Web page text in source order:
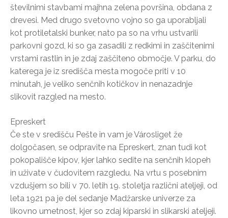
številnimi stavbami majhna zelena površina, obdana z
drevesi. Med drugo svetovno vojno so ga uporabljali
kot protiletalski bunker, nato pa so na vrhu ustvarili
parkovni gozd, ki so ga zasadili z redkimi in zaščitenimi
vrstami rastlin in je zdaj zaščiteno območje. V parku, do
katerega je iz središča mesta mogoče priti v 10
minutah, je veliko senčnih kotičkov in nenazadnje
slikovit razgled na mesto.
Epreskert
Če ste v središču Pešte in vam je Városliget že
dolgočasen, se odpravite na Epreskert, znan tudi kot
pokopališče kipov, kjer lahko sedite na senčnih klopeh
in uživate v čudovitem razgledu. Na vrtu s posebnim
vzdušjem so bili v 70. letih 19. stoletja različni ateljeji, od
leta 1921 pa je del sedanje Madžarske univerze za
likovno umetnost, kjer so zdaj kiparski in slikarski ateljeji.